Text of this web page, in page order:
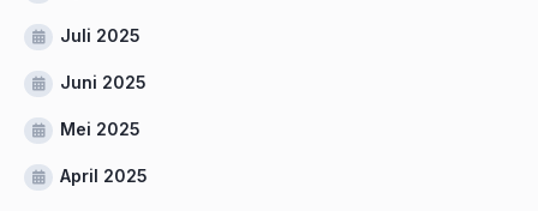
Juli 2025
Juni 2025
Mei 2025
April 2025